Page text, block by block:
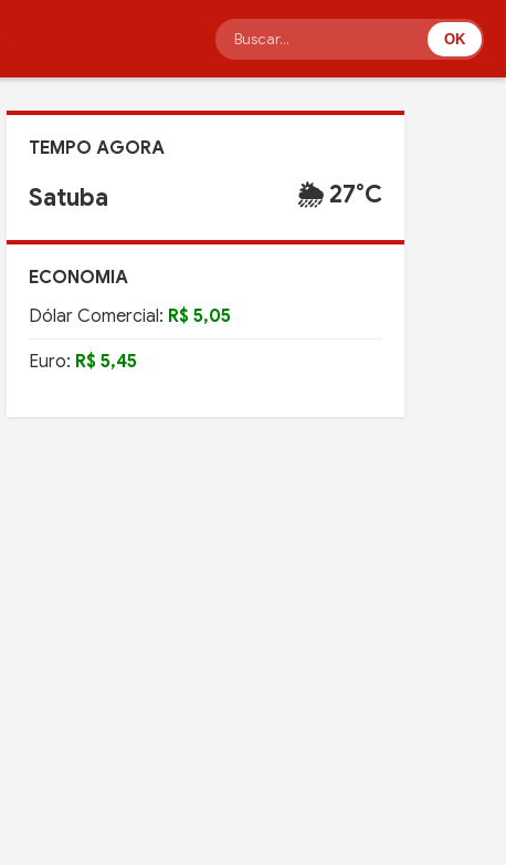
OK
TEMPO AGORA
Satuba 🌦️ 27°C
ECONOMIA
Dólar Comercial: R$ 5,05
Euro: R$ 5,45